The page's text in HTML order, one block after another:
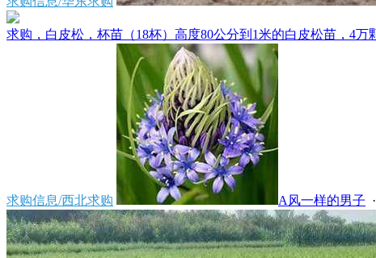
求购，白皮松，杯苗（18杯）高度80公分到1米的白皮松苗，4万
求购信息/西北求购 A风一样的男子 ·